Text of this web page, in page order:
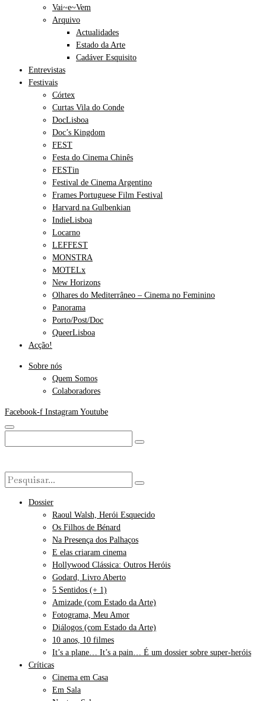
Vai~e~Vem
Arquivo
Actualidades
Estado da Arte
Cadáver Esquisito
Entrevistas
Festivais
Córtex
Curtas Vila do Conde
DocLisboa
Doc’s Kingdom
FEST
Festa do Cinema Chinês
FESTin
Festival de Cinema Argentino
Frames Portuguese Film Festival
Harvard na Gulbenkian
IndieLisboa
Locarno
LEFFEST
MONSTRA
MOTELx
New Horizons
Olhares do Mediterrâneo – Cinema no Feminino
Panorama
Porto/Post/Doc
QueerLisboa
Acção!
Sobre nós
Quem Somos
Colaboradores
Facebook-f Instagram Youtube
Dossier
Raoul Walsh, Herói Esquecido
Os Filhos de Bénard
Na Presença dos Palhaços
E elas criaram cinema
Hollywood Clássica: Outros Heróis
Godard, Livro Aberto
5 Sentidos (+ 1)
Amizade (com Estado da Arte)
Fotograma, Meu Amor
Diálogos (com Estado da Arte)
10 anos, 10 filmes
It’s a plane… It’s a pain… É um dossier sobre super-heróis
Críticas
Cinema em Casa
Em Sala